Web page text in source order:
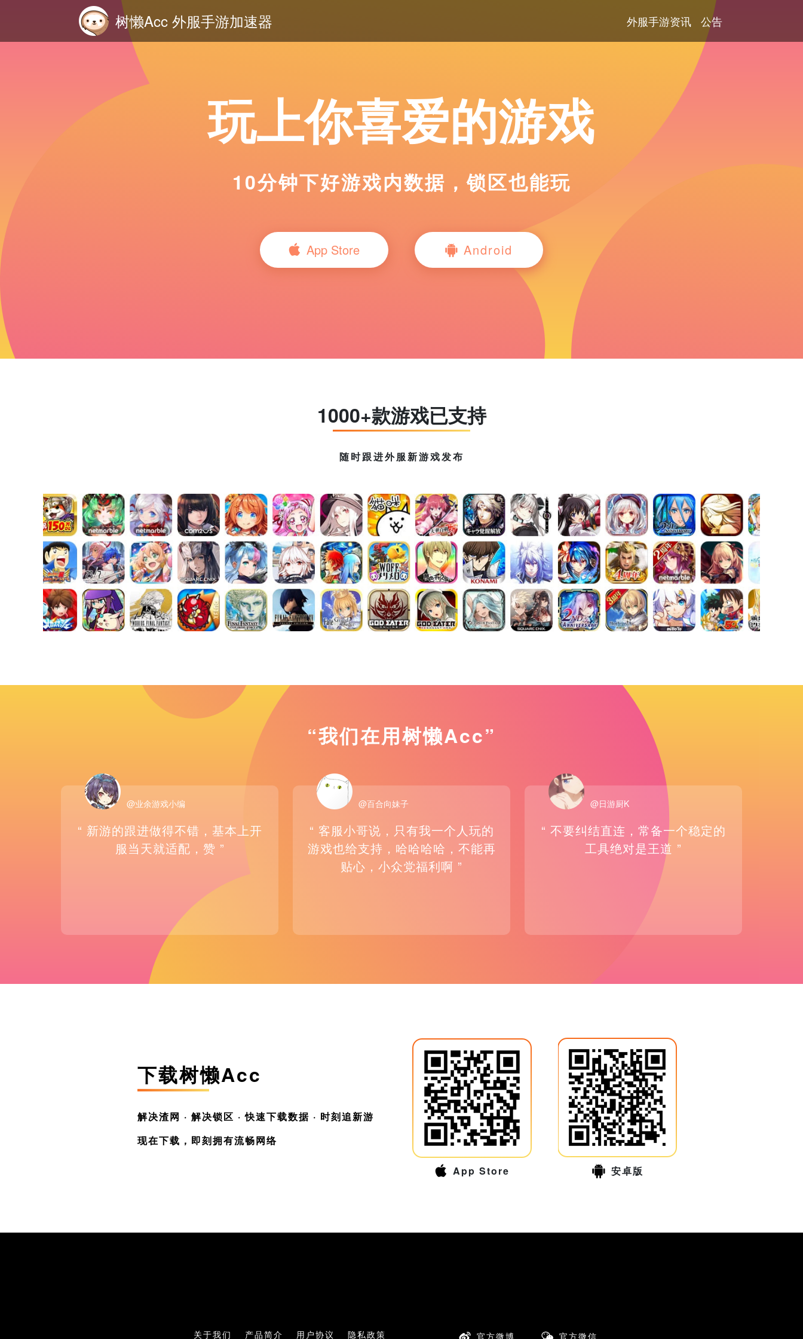
树懒Acc 外服手游加速器 外服手游资讯 公告
玩上你喜爱的游戏
10分钟下好游戏内数据 ，锁区也能玩
App Store Android
1000+款游戏已支持
随时跟进外服新游戏发布
“我们在用树懒Acc”
@业余游戏小编
“ 新游的跟进做得不错，基本上开
服当天就适配，赞 ”
@百合向妹子
“ 客服小哥说，只有我一个人玩的
游戏也给支持，哈哈哈哈，不能再
贴心，小众党福利啊 ”
@日游厨K
“ 不要纠结直连，常备一个稳定的
工具绝对是王道 ”
下载树懒Acc
解决渣网 · 解决锁区 · 快速下载数据 · 时刻追新游
现在下载，即刻拥有流畅网络
App Store 安卓版
关于我们 产品简介 用户协议 隐私政策 官方微博 官方微信